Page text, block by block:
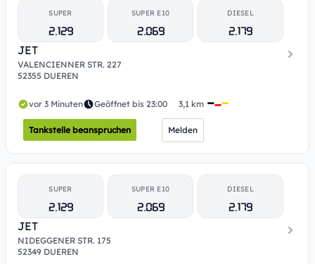
SUPER
2.129
SUPER E10
2.069
DIESEL
2.179
JET
VALENCIENNER STR. 227
52355 DUEREN
vor 3 Minuten Geöffnet bis 23:00 3,1 km
Tankstelle beanspruchen Melden
SUPER
2.129
SUPER E10
2.069
DIESEL
2.179
JET
NIDEGGENER STR. 175
52349 DUEREN